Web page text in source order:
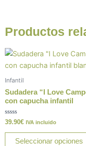
Productos
Infantil
Sudadera “I Love
con capucha infantil
Valorado
con
0
39.90€ IVA incluido
Seleccionar opciones